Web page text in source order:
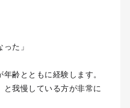
た」
齢とともに経験します。
と我慢している方が非常に